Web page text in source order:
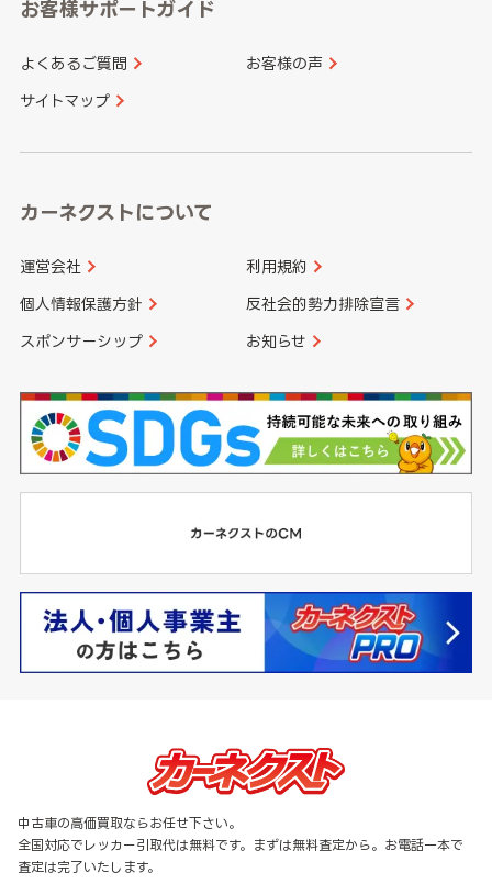
山口県
香川県 愛媛県
長崎県
大分県 宮崎県
お客様サポートガイド
よくあるご質問 お客様の声
サイトマップ
カーネクストについて
運営会社 利用規約
個人情報保護方針 反社会的勢力排除宣言
スポンサーシップ お知らせ
中古車の高価買取ならお任せ下さい。
全国対応でレッカー引取代は無料です。まずは無料査定から。お電話一本で
査定は完了いたします。